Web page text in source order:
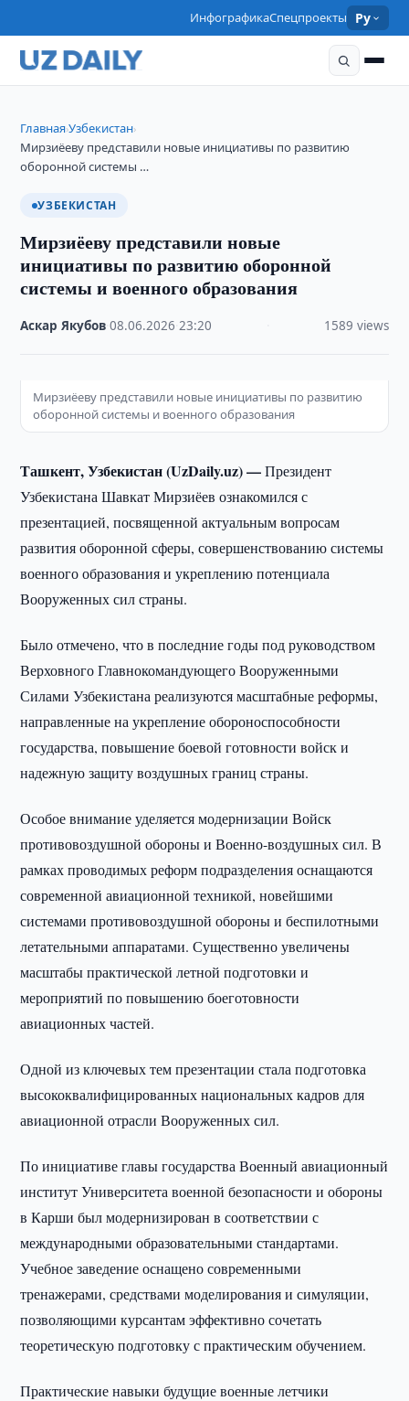
ИнфографикаСпецпроекты Ру
Главная›Узбекистан›
Мирзиёеву представили новые инициативы по развитию
оборонной системы …
УЗБЕКИСТАН
Мирзиёеву представили новые
инициативы по развитию оборонной
системы и военного образования
Аскар Якубов ·08.06.2026 ·23:20 1589 views
Мирзиёеву представили новые инициативы по развитию
оборонной системы и военного образования
Ташкент, Узбекистан (UzDaily.uz) —Президент
Узбекистана Шавкат Мирзиёев ознакомился с
презентацией, посвященной актуальным вопросам
развития оборонной сферы, совершенствованию системы
военного образования и укреплению потенциала
Вооруженных сил страны.
Было отмечено, что в последние годы под руководством
Верховного Главнокомандующего Вооруженными
Силами Узбекистана реализуются масштабные реформы,
направленные на укрепление обороноспособности
государства, повышение боевой готовности войск и
надежную защиту воздушных границ страны.
Особое внимание уделяется модернизации Войск
противовоздушной обороны и Военно-воздушных сил. В
рамках проводимых реформ подразделения оснащаются
современной авиационной техникой, новейшими
системами противовоздушной обороны и беспилотными
летательными аппаратами. Существенно увеличены
масштабы практической летной подготовки и
мероприятий по повышению боеготовности
авиационных частей.
Одной из ключевых тем презентации стала подготовка
высококвалифицированных национальных кадров для
авиационной отрасли Вооруженных сил.
По инициативе главы государства Военный авиационный
институт Университета военной безопасности и обороны
в Карши был модернизирован в соответствии с
международными образовательными стандартами.
Учебное заведение оснащено современными
тренажерами, средствами моделирования и симуляции,
позволяющими курсантам эффективно сочетать
теоретическую подготовку с практическим обучением.
Практические навыки будущие военные летчики